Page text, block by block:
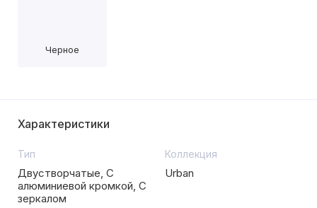
Черное
Характеристики
Тип
Двустворчатые, С
алюминиевой кромкой, С
зеркалом
Коллекция
Urban